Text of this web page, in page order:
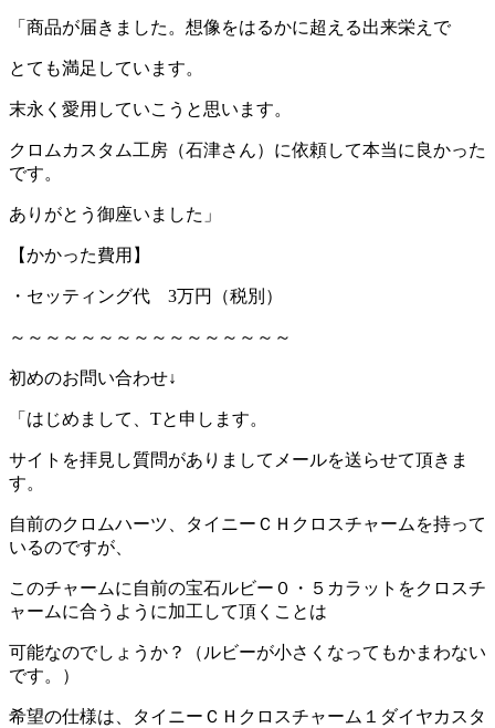
「商品が届きました。想像をはるかに超える出来栄えで
とても満足しています。
末永く愛用していこうと思います。
クロムカスタム工房（石津さん）に依頼して本当に良かった
です。
ありがとう御座いました」
【かかった費用】
・セッティング代 3万円（税別）
～～～～～～～～～～～～～～～～
初めのお問い合わせ↓
「はじめまして、Tと申します。
サイトを拝見し質問がありましてメールを送らせて頂きま
す。
自前のクロムハーツ、タイニーＣＨクロスチャームを持って
いるのですが、
このチャームに自前の宝石ルビー０・５カラットをクロスチ
ャームに合うように加工して頂くことは
可能なのでしょうか？（ルビーが小さくなってもかまわない
です。）
希望の仕様は、タイニーＣＨクロスチャーム１ダイヤカスタ